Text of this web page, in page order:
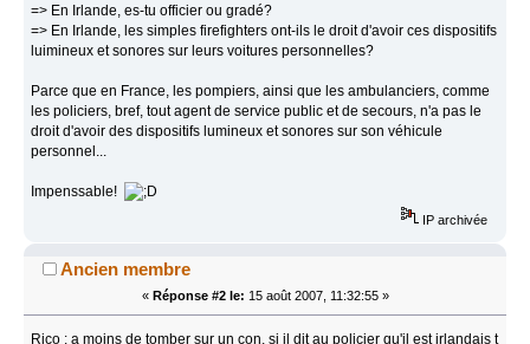
=> En Irlande, es-tu officier ou gradé?
=> En Irlande, les simples firefighters ont-ils le droit d'avoir ces dispositifs
luimineux et sonores sur leurs voitures personnelles?
Parce que en France, les pompiers, ainsi que les ambulanciers, comme
les policiers, bref, tout agent de service public et de secours, n'a pas le
droit d'avoir des dispositifs lumineux et sonores sur son véhicule
personnel...
Impenssable!
IP archivée
Ancien membre
« Réponse #2 le: 15 août 2007, 11:32:55 »
Rico : a moins de tomber sur un con, si il dit au policier qu'il est irlandais t